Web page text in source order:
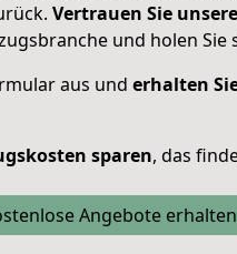
Vertrauen Sie
und holen Sie
aus und erhalten
sparen, das
Angebote erhalten